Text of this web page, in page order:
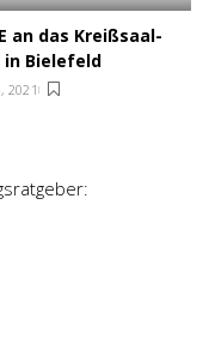
an das Kreißsaal-
in Bielefeld
2021